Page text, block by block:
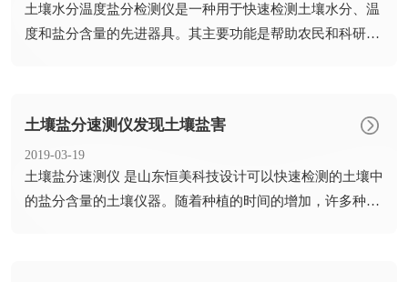
​土壤水分温度盐分检测仪是一种用于快速检测土壤水分、温
度和盐分含量的先进器具。其主要功能是帮助农民和科研人
土壤盐分速测仪发现土壤盐害
2019-03-19
​土壤盐分速测仪 是山东恒美科技设计可以快速检测的土壤中
的盐分含量的土壤仪器。随着种植的时间的增加，许多种植